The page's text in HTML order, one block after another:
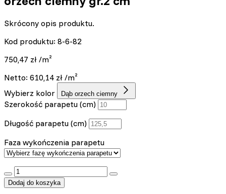
Skrócony opis produktu.
Kod produktu: 8-6-82
750,47 zł /m²
Netto: 610,14 zł /m²
Wybierz kolor
Dąb orzech ciemny
Szerokość parapetu (cm)
Długość parapetu (cm)
Faza wykończenia parapetu
:product_name quantity
Dodaj do koszyka